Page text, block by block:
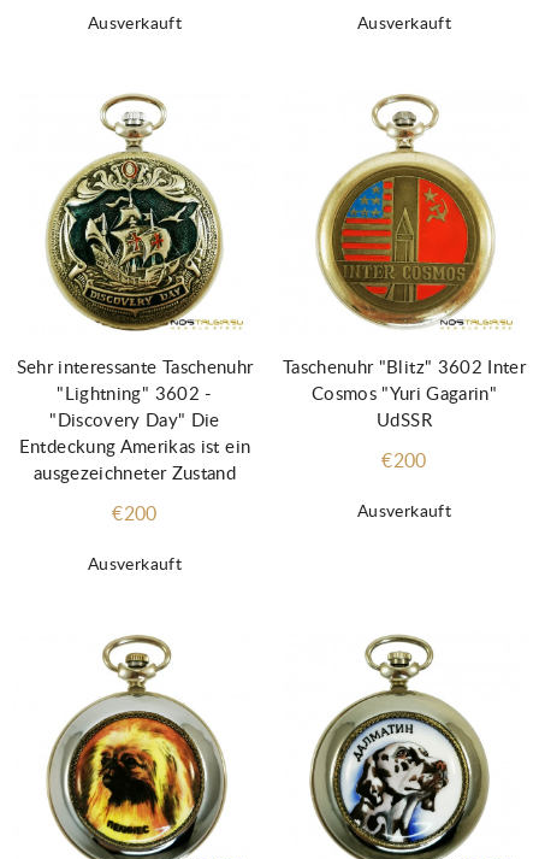
Ausverkauft Ausverkauft
Ausverkauft
Sehr interessante Taschenuhr
"Lightning" 3602 -
"Discovery Day" Die
Entdeckung Amerikas ist ein
ausgezeichneter Zustand
€200 Ausverkauft
Taschenuhr "Blitz" 3602 Inter
Cosmos "Yuri Gagarin"
UdSSR
€200